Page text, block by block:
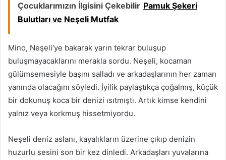
Çocuklarımızın İlgisini Çekebilir Pamuk Şekeri
Bulutları ve Neşeli Mutfak
Mino, Neşeli’ye bakarak yarın tekrar buluşup
buluşmayacaklarını merakla sordu. Neşeli, kocaman
gülümsemesiyle başını salladı ve arkadaşlarının her zaman
yanında olacağını söyledi. İyilik paylaştıkça çoğalmış, küçük
bir dokunuş koca bir denizi ısıtmıştı. Artık kimse kendini
yalnız veya korkmuş hissetmiyordu.
Neşeli deniz aslanı, kayalıkların üzerine çıkıp denizin
huzurlu sesini son bir kez dinledi. Arkadaşları yuvalarına